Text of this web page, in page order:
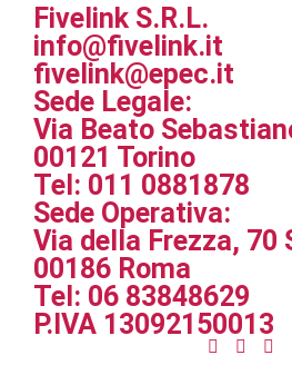
Fivelink S.R.L.
info@fivelink.it
fivelink@epec.it
Sede Legale:
Via Beato
00121 Torino
Tel: 011 0881878
Sede Operativa:
Via della Frezza, 70
00186 Roma
Tel: 06 83848629
P.IVA 13092150013